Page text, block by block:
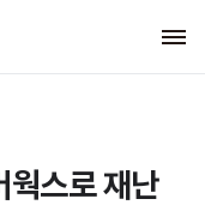
웍스로 재난